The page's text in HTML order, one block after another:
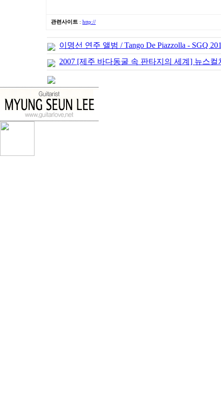
관련사이트 : http://
이명선 연주 앨범 / Tango De Piazzolla - SGQ
2007 [제주 바다동굴 속 판타지의 세계] 뉴스컬